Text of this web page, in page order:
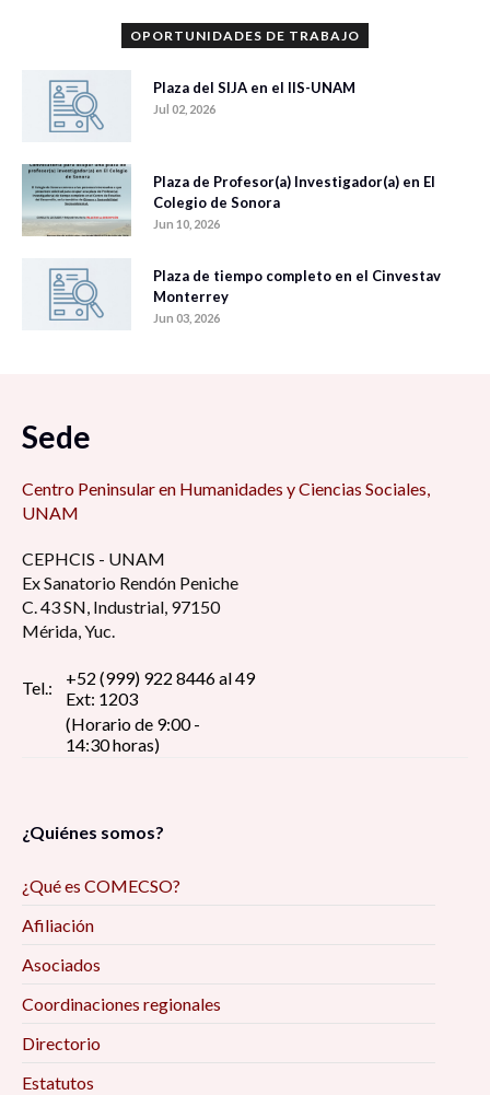
OPORTUNIDADES DE TRABAJO
Plaza del SIJA en el IIS-UNAM
Jul 02, 2026
Plaza de Profesor(a) Investigador(a) en El
Colegio de Sonora
Jun 10, 2026
Plaza de tiempo completo en el Cinvestav
Monterrey
Jun 03, 2026
Sede
Centro Peninsular en Humanidades y Ciencias Sociales,
UNAM
CEPHCIS - UNAM
Ex Sanatorio Rendón Peniche
C. 43 SN, Industrial, 97150
Mérida, Yuc.
Tel.:
+52 (999) 922 8446 al 49
Ext: 1203
(Horario de 9:00 -
14:30 horas)
¿Quiénes somos?
¿Qué es COMECSO?
Afiliación
Asociados
Coordinaciones regionales
Directorio
Estatutos